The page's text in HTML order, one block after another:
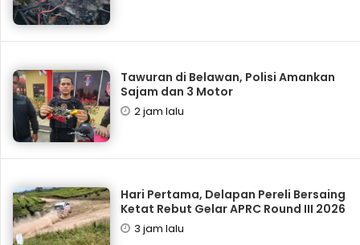
Tawuran di Belawan, Polisi Amankan
Sajam dan 3 Motor
2 jam lalu
Hari Pertama, Delapan Pereli Bersaing
Ketat Rebut Gelar APRC Round III 2026
3 jam lalu